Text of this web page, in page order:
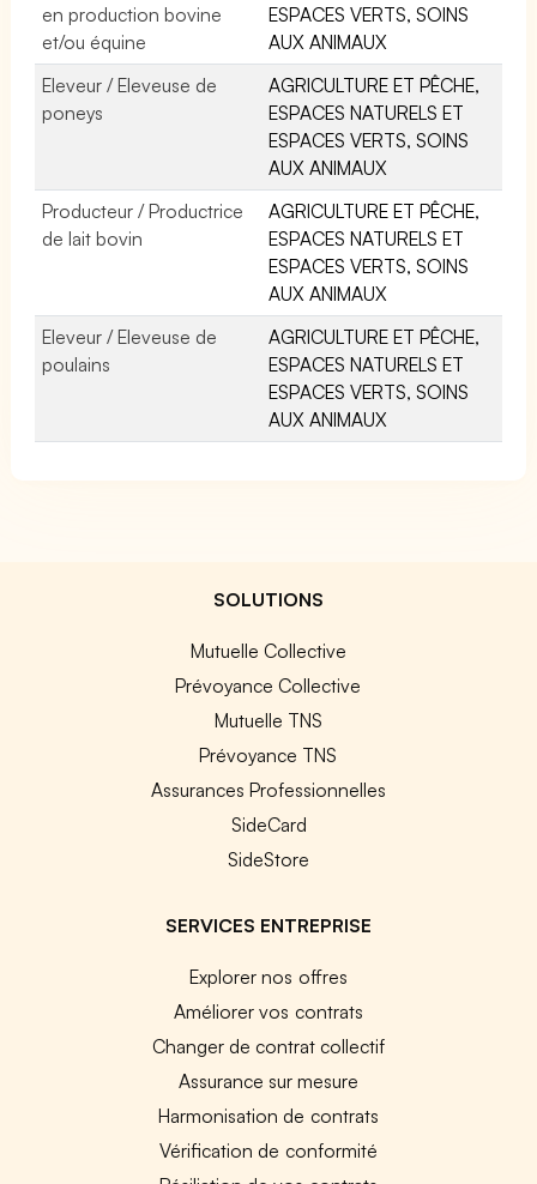
en production bovine
et/ou équine
ESPACES VERTS, SOINS
AUX ANIMAUX
Eleveur / Eleveuse de
poneys
AGRICULTURE ET PÊCHE,
ESPACES NATURELS ET
ESPACES VERTS, SOINS
AUX ANIMAUX
Producteur / Productrice
de lait bovin
AGRICULTURE ET PÊCHE,
ESPACES NATURELS ET
ESPACES VERTS, SOINS
AUX ANIMAUX
Eleveur / Eleveuse de
poulains
AGRICULTURE ET PÊCHE,
ESPACES NATURELS ET
ESPACES VERTS, SOINS
AUX ANIMAUX
SOLUTIONS
Mutuelle Collective
Prévoyance Collective
Mutuelle TNS
Prévoyance TNS
Assurances Professionnelles
SideCard
SideStore
SERVICES ENTREPRISE
Explorer nos offres
Améliorer vos contrats
Changer de contrat collectif
Assurance sur mesure
Harmonisation de contrats
Vérification de conformité